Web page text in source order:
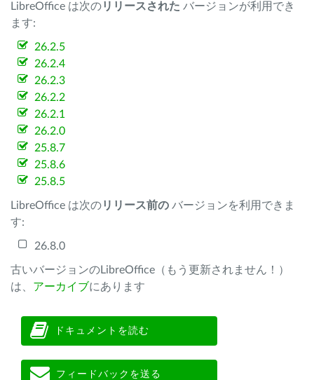
LibreOffice は次のリリースされた バージョンが利用でき
ます:
26.2.5
26.2.4
26.2.3
26.2.2
26.2.1
26.2.0
25.8.7
25.8.6
25.8.5
LibreOffice は次のリリース前の バージョンを利用できま
す:
26.8.0
古いバージョンのLibreOffice（もう更新されません！）
は、 アーカイブにあります
ドキュメントを読む
フィードバックを送る